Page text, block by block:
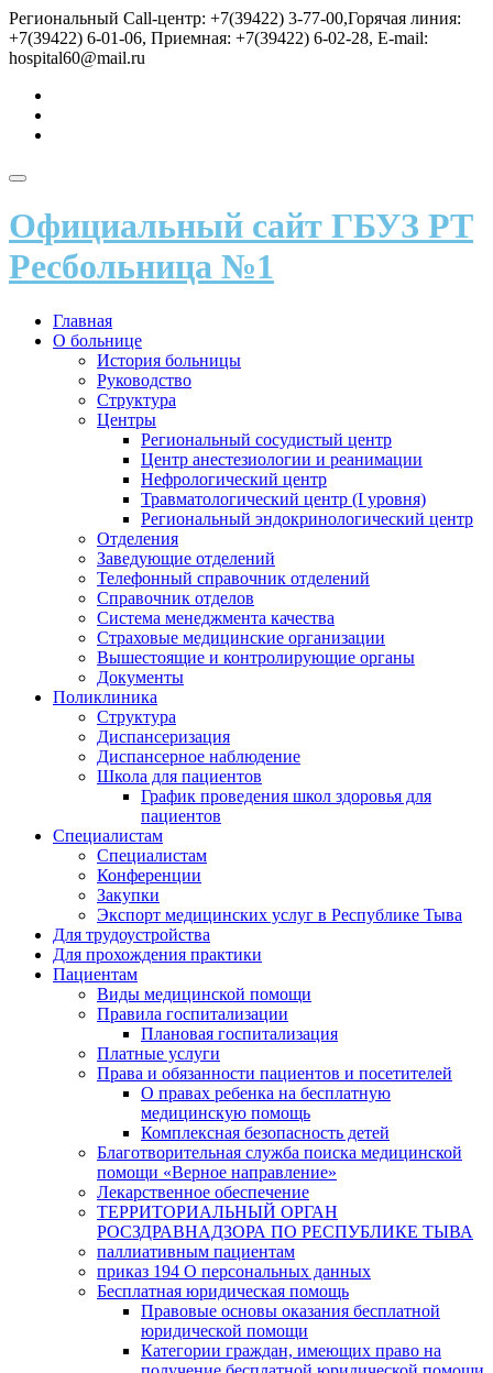
Перейти
к
содержимому
Региональный Call-центр: +7(39422) 3-77-00,Горячая линия:
+7(39422) 6-01-06, Приемная: +7(39422) 6-02-28, E-mail:
hospital60@mail.ru
Показать/
навигацию
Официальный сайт ГБУЗ РТ
Ресбольница №1
Главная
О больнице
История больницы
Руководство
Структура
Центры
Региональный сосудистый центр
Центр анестезиологии и реанимации
Нефрологический центр
Травматологический центр (I уровня)
Региональный эндокринологический центр
Отделения
Заведующие отделений
Телефонный справочник отделений
Справочник отделов
Система менеджмента качества
Страховые медицинские организации
Вышестоящие и контролирующие органы
Документы
Поликлиника
Структура
Диспансеризация
Диспансерное наблюдение
Школа для пациентов
График проведения школ здоровья для
пациентов
Специалистам
Специалистам
Конференции
Закупки
Экспорт медицинских услуг в Республике Тыва
Для трудоустройства
Для прохождения практики
Пациентам
Виды медицинской помощи
Правила госпитализации
Плановая госпитализация
Платные услуги
Права и обязанности пациентов и посетителей
О правах ребенка на бесплатную
медицинскую помощь
Комплексная безопасность детей
Благотворительная служба поиска медицинской
помощи «Верное направление»
Лекарственное обеспечение
ТЕРРИТОРИАЛЬНЫЙ ОРГАН
РОСЗДРАВНАДЗОРА ПО РЕСПУБЛИКЕ ТЫВА
паллиативным пациентам
приказ 194 О персональных данных
Бесплатная юридическая помощь
Правовые основы оказания бесплатной
юридической помощи
Категории граждан, имеющих право на